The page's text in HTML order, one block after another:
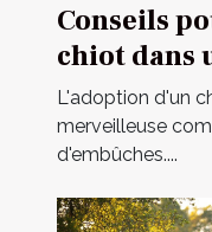
Conseils
chiot dans
spécialisé
L'adoption d'un
merveilleuse
d'embûches....